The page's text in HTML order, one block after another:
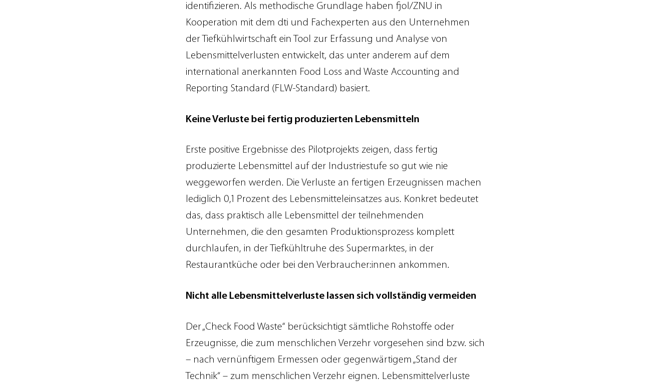
identifizieren. Als methodische Grundlage haben fjol/ZNU in
Kooperation mit dem dti und Fachexperten aus den Unternehmen
der Tiefkühlwirtschaft ein Tool zur Erfassung und Analyse von
Lebensmittelverlusten entwickelt, das unter anderem auf dem
international anerkannten Food Loss and Waste Accounting and
Reporting Standard (FLW-Standard) basiert.
Keine Verluste bei fertig produzierten Lebensmitteln
Erste positive Ergebnisse des Pilotprojekts zeigen, dass fertig
produzierte Lebensmittel auf der Industriestufe so gut wie nie
weggeworfen werden. Die Verluste an fertigen Erzeugnissen machen
lediglich 0,1 Prozent des Lebensmitteleinsatzes aus. Konkret bedeutet
das, dass praktisch alle Lebensmittel der teilnehmenden
Unternehmen, die den gesamten Produktionsprozess komplett
durchlaufen, in der Tiefkühltruhe des Supermarktes, in der
Restaurantküche oder bei den Verbraucher:innen ankommen.
Nicht alle Lebensmittelverluste lassen sich vollständig vermeiden
Der „Check Food Waste“ berücksichtigt sämtliche Rohstoffe oder
Erzeugnisse, die zum menschlichen Verzehr vorgesehen sind bzw. sich
– nach vernünftigem Ermessen oder gegenwärtigem „Stand der
Technik“ – zum menschlichen Verzehr eignen. Lebensmittelverluste